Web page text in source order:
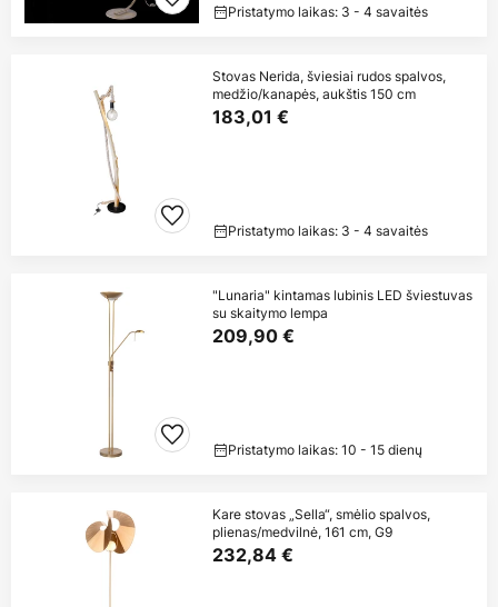
Pristatymo laikas: 3 - 4 savaitės
Stovas Nerida, šviesiai rudos spalvos,
medžio/kanapės, aukštis 150 cm
183,01 €
Pristatymo laikas: 3 - 4 savaitės
"Lunaria" kintamas lubinis LED šviestuvas
su skaitymo lempa
209,90 €
Pristatymo laikas: 10 - 15 dienų
Kare stovas „Sella“, smėlio spalvos,
plienas/medvilnė, 161 cm, G9
232,84 €